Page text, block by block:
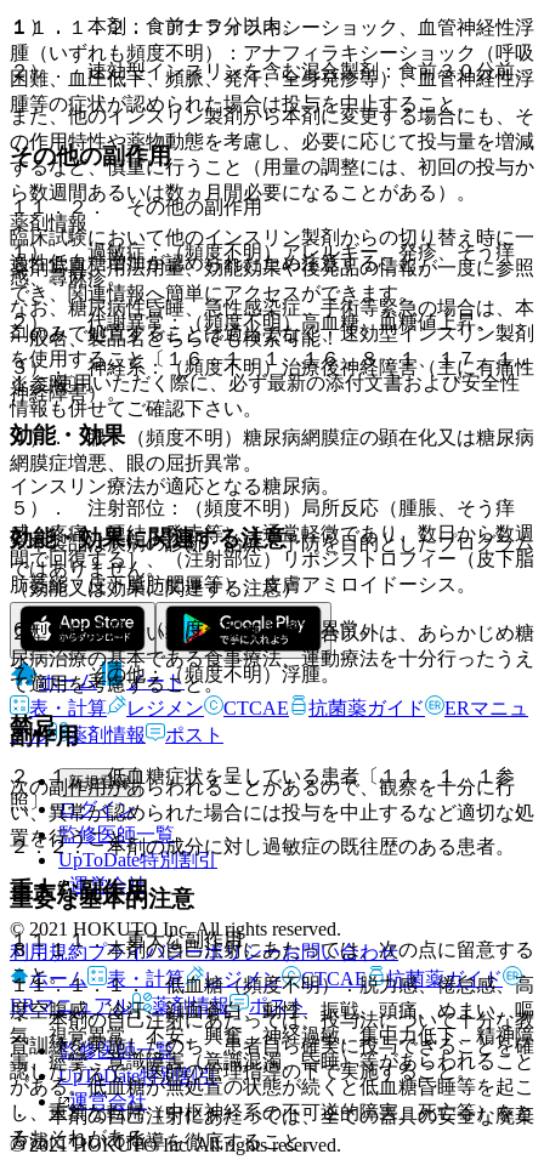
１１．１．２． アナフィラキシーショック、血管神経性浮
腫（いずれも頻度不明）：アナフィラキシーショック（呼吸
困難、血圧低下、頻脈、発汗、全身発疹等）、血管神経性浮
腫等の症状が認められた場合は投与を中止すること。
その他の副作用
１１．２． その他の副作用
１）． 過敏症：（頻度不明）アレルギー、発疹、そう痒
感、蕁麻疹。
２）． 代謝異常：（頻度不明）高血糖、血糖値上昇。
３）． 神経系：（頻度不明）治療後神経障害（主に有痛性
神経障害）。
４）． 眼：（頻度不明）糖尿病網膜症の顕在化又は糖尿病
網膜症増悪、眼の屈折異常。
５）． 注射部位：（頻度不明）局所反応（腫脹、そう痒
感、疼痛、硬結、発赤等）［通常軽微であり、数日から数週
間で回復する］、（注射部位）リポジストロフィー（皮下脂
肪萎縮・皮下脂肪肥厚等）、皮膚アミロイドーシス。
６）． 肝臓：（頻度不明）肝機能異常。
７）． その他：（頻度不明）浮腫。
禁忌
２．１． 低血糖症状を呈している患者〔１１．１．１参
照〕。
２．２． 本剤の成分に対し過敏症の既往歴のある患者。
重要な基本的注意
８．１． 本剤の自己注射にあたっては、次の点に留意する
こと。
・ 本剤の自己注射にあたっては、投与法について十分な教
育訓練を実施したのち、患者自ら確実に投与できることを確
認したうえで、医師の管理指導の下で実施すること。
・ 本剤の自己注射にあたっては、全ての器具の安全な廃棄
方法について指導を徹底すること。
１）． 本剤：食前１５分以内。
２）． 速効型インスリンを含む混合製剤：食前３０分前。
また、他のインスリン製剤から本剤に変更する場合にも、そ
の作用特性や薬物動態を考慮し、必要に応じて投与量を増減
するなど、慎重に行うこと（用量の調整には、初回の投与か
ら数週間あるいは数ヵ月間必要になることがある）。
臨床試験において他のインスリン製剤からの切り替え時に一
過性低血糖増加が認められたため注意すること。
なお、糖尿病性昏睡、急性感染症、手術等緊急の場合は、本
剤のみで処置することは適当でなく、速効型インスリン製剤
を使用すること〔１６．１．１、１６．８．１、１７．１．
１参照〕。
効能・効果
インスリン療法が適応となる糖尿病。
効能・効果に関連する注意
（効能又は効果に関連する注意）
２型糖尿病においては急を要する場合以外は、あらかじめ糖
尿病治療の基本である食事療法、運動療法を十分行ったうえ
で適用を考慮すること。
副作用
次の副作用があらわれることがあるので、観察を十分に行
い、異常が認められた場合には投与を中止するなど適切な処
置を行うこと。
重大な副作用
１１．１． 重大な副作用
１１．１．１． 低血糖（頻度不明）：脱力感、倦怠感、高
度空腹感、冷汗、顔面蒼白、動悸、振戦、頭痛、めまい、嘔
気、視覚異常、不安、興奮、神経過敏、集中力低下、精神障
害、痙攣、意識障害（意識混濁、昏睡）等があらわれること
がある。低血糖が無処置の状態が続くと低血糖昏睡等を起こ
し、重篤な転帰（中枢神経系の不可逆的障害、死亡等）をと
るおそれがある。
薬剤情報
薬剤写真、用法用量、効能効果や後発品の情報が一度に参照
でき、関連情報へ簡単にアクセスができます。
一般名、製品名どちらでも検索可能！
※ ご使用いただく際に、必ず最新の添付文書および安全性
情報も併せてご確認下さい。
※本製品は疾病の診断・治療・予防を目的としたプログラム
ではありません。
ホーム
ノート
表・計算
レジメン CTCAE 抗菌薬ガイド
ERマニュ
アル
薬剤情報 ポスト
新規登録
ログイン
監修医師一覧
UpToDate特別割引
運営会社
© 2021 HOKUTO Inc. All rights reserved.
利用規約プライバシーポリシーお問い合わせ
ホーム
表・計算 レジメン CTCAE
抗菌薬ガイド
ERマニュアル
薬剤情報 ポスト
監修医師一覧
UpToDate特別割引
運営会社
© 2021 HOKUTO Inc. All rights reserved.